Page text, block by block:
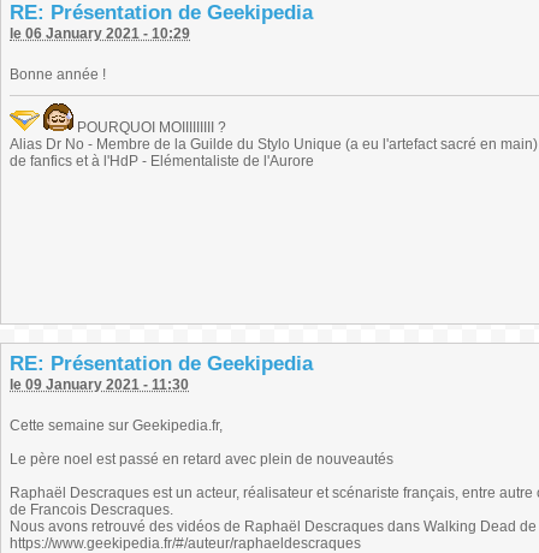
RE: Présentation de Geekipedia
le 06 January 2021 - 10:29
Bonne année !
POURQUOI MOIIIIIIIII ?
Alias Dr No - Membre de la Guilde du Stylo Unique (a eu l'artefact sacré en
de fanfics et à l'HdP - Elémentaliste de l'Aurore
RE: Présentation de Geekipedia
le 09 January 2021 - 11:30
Cette semaine sur Geekipedia.fr,
Le père noel est passé en retard avec plein de nouveautés
Raphaël Descraques est un acteur, réalisateur et scénariste français, entre
de Francois Descraques.
Nous avons retrouvé des vidéos de Raphaël Descraques dans Walking Dead
https://www.geekipedia.fr/#/auteur/raphaeldescraques